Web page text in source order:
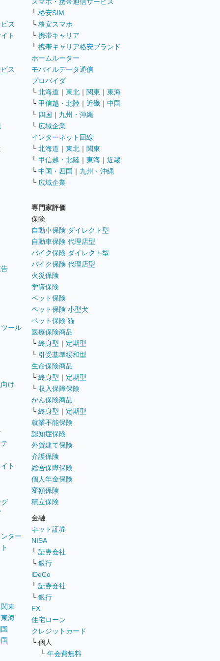
ス
ト
ス
ール
け
ト
ター
関東
東海
└ 格安SIM
└ 格安スマホ
└ 携帯キャリア
└ 携帯キャリア格安ブランド
ホームルーター
モバイルデータ通信
プロバイダ
└ 北海道 ｜ 東北 ｜ 関東 ｜ 東海
└ 甲信越・北陸 ｜ 近畿 ｜ 中国
└ 四国 ｜ 九州・沖縄
└ 広域企業
インターネット回線
└ 北海道 ｜ 東北 ｜ 関東
└ 甲信越・北陸 ｜ 東海 ｜ 近畿
└ 中国・四国 ｜ 九州・沖縄
└ 広域企業
専門家評価
保険
自動車保険 ダイレクト型
自動車保険 代理店型
バイク保険 ダイレクト型
バイク保険 代理店型
火災保険
学資保険
ペット保険
ペット保険 小型犬
ペット保険 猫
医療保険商品
└ 終身型 ｜ 定期型
└ 引受基準緩和型
生命保険商品
└ 終身型 ｜ 定期型
└ 収入保障保険
がん保険商品
└ 終身型 ｜ 定期型
就業不能保険
認知症保険
外貨建て保険
介護保険
総合保障保険
個人年金保険
変額保険
積立保険
金融
ネット証券
NISA
└ 証券会社
└ 銀行
iDeCo
└ 証券会社
└ 銀行
FX
住宅ローン
クレジットカード
└ 個人
└ 年会費無料